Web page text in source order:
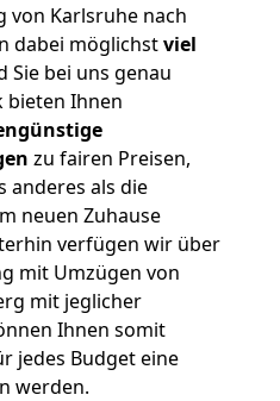
von Karlsruhe nach
dabei möglichstviel
Sie bei uns genau
bieten Ihnen
zu fairen Preisen,
anderes als die
neuen Zuhause
verfügen wir über
mit Umzügen von
mit jeglicher
Ihnen somit
jedes Budget eine
werden.